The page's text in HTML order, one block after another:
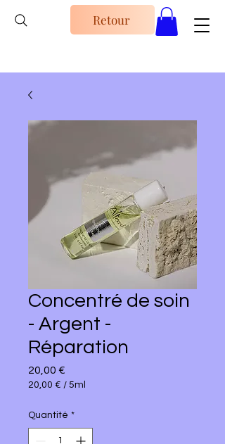
Retour
Concentré de soin
- Argent -
Réparation
20,00 €
20,00 € / 5ml
pour
Millilitres
Quantité *